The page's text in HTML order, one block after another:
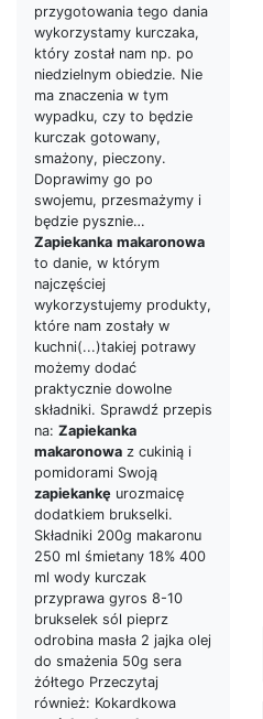
przygotowania tego dania
wykorzystamy kurczaka,
który został nam np. po
niedzielnym obiedzie. Nie
ma znaczenia w tym
wypadku, czy to będzie
kurczak gotowany,
smażony, pieczony.
Doprawimy go po
swojemu, przesmażymy i
będzie pysznie…
Zapiekanka makaronowa
to danie, w którym
najczęściej
wykorzystujemy produkty,
które nam zostały w
kuchni(...)takiej potrawy
możemy dodać
praktycznie dowolne
składniki. Sprawdź przepis
na: Zapiekanka
makaronowa z cukinią i
pomidorami Swoją
zapiekankę urozmaicę
dodatkiem brukselki.
Składniki 200g makaronu
250 ml śmietany 18% 400
ml wody kurczak
przyprawa gyros 8-10
brukselek sól pieprz
odrobina masła 2 jajka olej
do smażenia 50g sera
żółtego Przeczytaj
również: Kokardkowa